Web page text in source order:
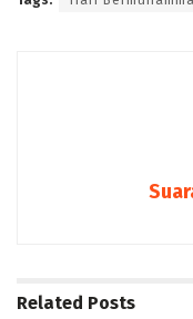
Related Posts